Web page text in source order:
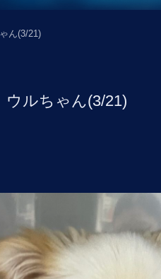
ん(3/21)
ウルちゃん(3/21)